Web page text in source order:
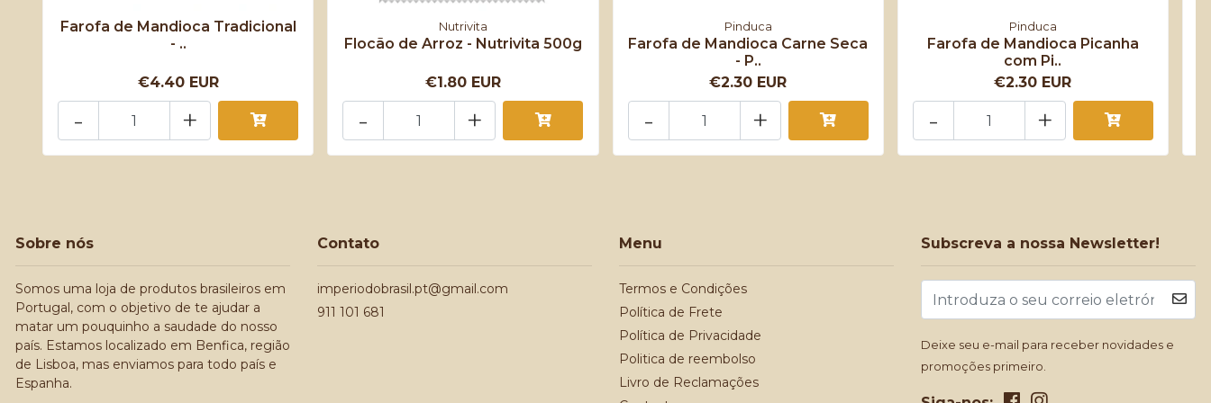
Farofa de Mandioca Tradicional
- ..
€4.40 EUR
+
-
Nutrivita
Flocão de Arroz - Nutrivita 500g
€1.80 EUR
+
-
Pinduca
Farofa de Mandioca Carne Seca
- P..
€2.30 EUR
+
-
Pinduca
Farofa de Mandioca Picanha
com Pi..
€2.30 EUR
+
-
Sobre nós
Somos uma loja de produtos brasileiros em
Portugal, com o objetivo de te ajudar a
matar um pouquinho a saudade do nosso
país. Estamos localizado em Benfica, região
de Lisboa, mas enviamos para todo país e
Espanha.
Contato
imperiodobrasil.pt@gmail.com
911 101 681
Menu
Termos e Condições
Política de Frete
Política de Privacidade
Politica de reembolso
Livro de Reclamações
Subscreva a nossa Newsletter!
Deixe seu e-mail para receber novidades e
promoções primeiro.